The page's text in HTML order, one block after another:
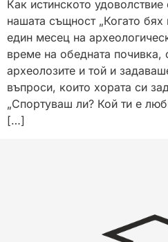
Как истинското
нашата същност „Когато бях
един месец на
време на обедната почивка,
археолозите и той и
въпроси, които хората си
„Спортуваш ли? Кой ти е
[…]